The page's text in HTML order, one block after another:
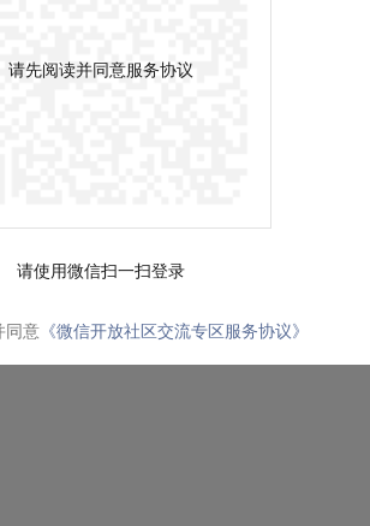
请先阅读并同意服务协议
请使用微信扫一扫登录
同意 《微信开放社区交流专区服务协议》